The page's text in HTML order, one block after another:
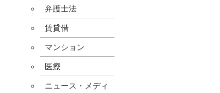
弁護士法
賃貸借
マンション
医療
ニュース・メディ